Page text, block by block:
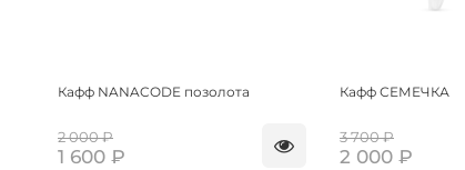
Кафф NANACODE позолота
2 000 ₽
1 600 ₽
Кафф СЕМЕЧКА
3 700 ₽
2 000 ₽